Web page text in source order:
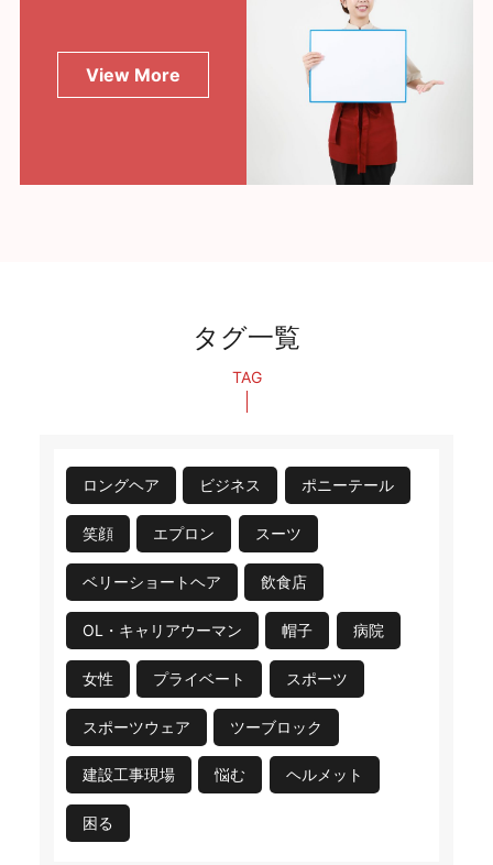
View More
タグ一覧
TAG
ロングヘア ビジネス ポニーテール
笑顔 エプロン スーツ
ベリーショートヘア 飲食店
OL・キャリアウーマン 帽子 病院
女性 プライベート スポーツ
スポーツウェア ツーブロック
建設工事現場 悩む ヘルメット
困る